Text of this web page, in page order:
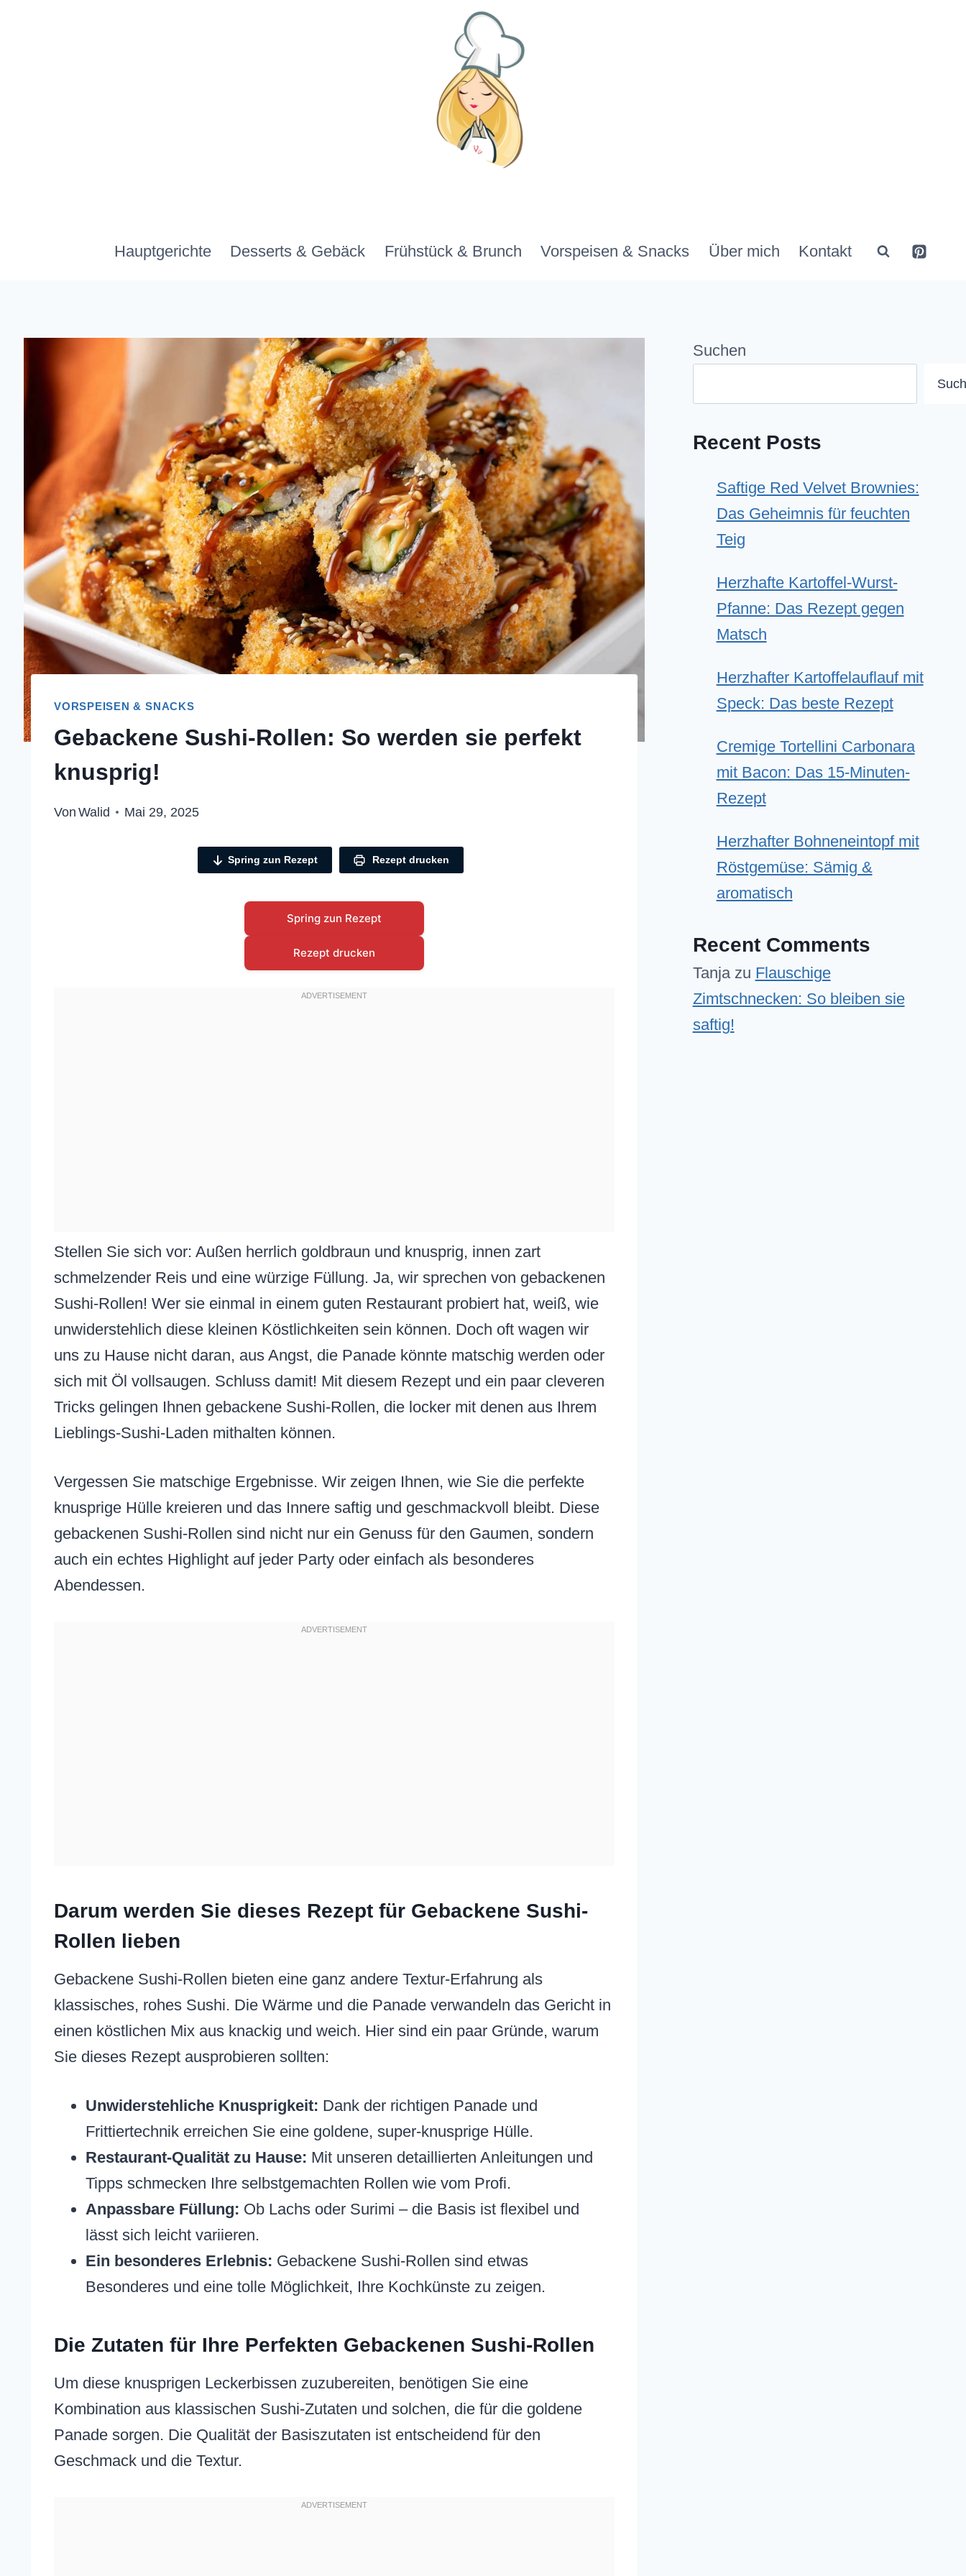
Hauptgerichte Desserts & Gebäck Frühstück & Brunch Vorspeisen & Snacks Über mich Kontakt
VORSPEISEN & SNACKS
Gebackene Sushi-Rollen: So werden sie perfekt
knusprig!
Von Walid Mai 29, 2025
Spring zun Rezept Rezept drucken
Spring zun Rezept
Rezept drucken
Stellen Sie sich vor: Außen herrlich goldbraun und knusprig, innen zart
schmelzender Reis und eine würzige Füllung. Ja, wir sprechen von gebackenen
Sushi-Rollen! Wer sie einmal in einem guten Restaurant probiert hat, weiß, wie
unwiderstehlich diese kleinen Köstlichkeiten sein können. Doch oft wagen wir
uns zu Hause nicht daran, aus Angst, die Panade könnte matschig werden oder
sich mit Öl vollsaugen. Schluss damit! Mit diesem Rezept und ein paar cleveren
Tricks gelingen Ihnen gebackene Sushi-Rollen, die locker mit denen aus Ihrem
Lieblings-Sushi-Laden mithalten können.
Vergessen Sie matschige Ergebnisse. Wir zeigen Ihnen, wie Sie die perfekte
knusprige Hülle kreieren und das Innere saftig und geschmackvoll bleibt. Diese
gebackenen Sushi-Rollen sind nicht nur ein Genuss für den Gaumen, sondern
auch ein echtes Highlight auf jeder Party oder einfach als besonderes
Abendessen.
Darum werden Sie dieses Rezept für Gebackene Sushi-
Rollen lieben
Gebackene Sushi-Rollen bieten eine ganz andere Textur-Erfahrung als
klassisches, rohes Sushi. Die Wärme und die Panade verwandeln das Gericht in
einen köstlichen Mix aus knackig und weich. Hier sind ein paar Gründe, warum
Sie dieses Rezept ausprobieren sollten:
Unwiderstehliche Knusprigkeit: Dank der richtigen Panade und
Frittiertechnik erreichen Sie eine goldene, super-knusprige Hülle.
Restaurant-Qualität zu Hause: Mit unseren detaillierten Anleitungen und
Tipps schmecken Ihre selbstgemachten Rollen wie vom Profi.
Anpassbare Füllung: Ob Lachs oder Surimi – die Basis ist flexibel und
lässt sich leicht variieren.
Ein besonderes Erlebnis: Gebackene Sushi-Rollen sind etwas
Besonderes und eine tolle Möglichkeit, Ihre Kochkünste zu zeigen.
Die Zutaten für Ihre Perfekten Gebackenen Sushi-Rollen
Um diese knusprigen Leckerbissen zuzubereiten, benötigen Sie eine
Kombination aus klassischen Sushi-Zutaten und solchen, die für die goldene
Panade sorgen. Die Qualität der Basiszutaten ist entscheidend für den
Geschmack und die Textur.
Suchen
Recent Posts
Saftige Red Velvet Brownies:
Das Geheimnis für feuchten
Teig
Herzhafte Kartoffel-Wurst-
Pfanne: Das Rezept gegen
Matsch
Herzhafter Kartoffelauflauf mit
Speck: Das beste Rezept
Cremige Tortellini Carbonara
mit Bacon: Das 15-Minuten-
Rezept
Herzhafter Bohneneintopf mit
Röstgemüse: Sämig &
aromatisch
Recent Comments
Tanjazu Flauschige
Zimtschnecken: So bleiben sie
saftig!